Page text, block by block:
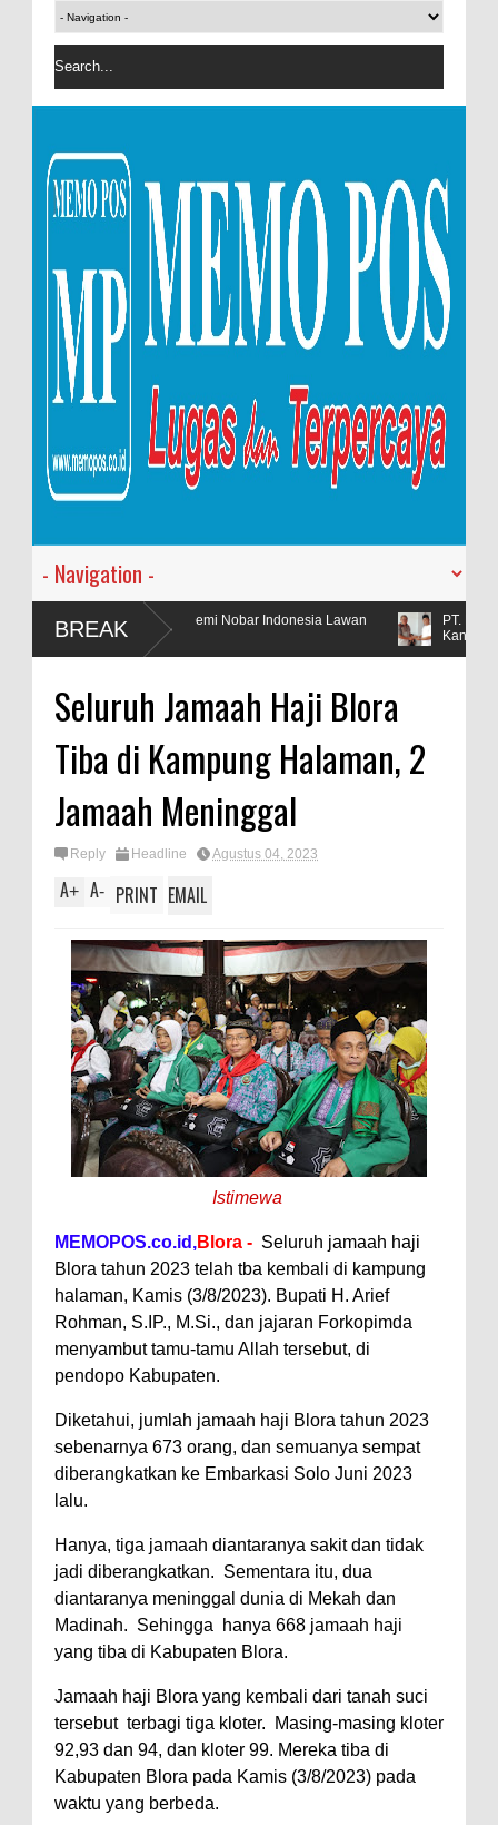
BREAK
Demi Nobar Indonesia Lawan
PT. Harmoni Dua Andromeda
Seluruh Jamaah Haji Blora
Tiba di Kampung Halaman, 2
Jamaah Meninggal
Reply Headline Agustus 04, 2023
A+ A- PRINT EMAIL
Istimewa
MEMOPOS.co.id,Blora - Seluruh jamaah haji
Blora tahun 2023 telah tba kembali di kampung
halaman, Kamis (3/8/2023). Bupati H. Arief
Rohman, S.IP., M.Si., dan jajaran Forkopimda
menyambut tamu-tamu Allah tersebut, di
pendopo Kabupaten.
Diketahui, jumlah jamaah haji Blora tahun 2023
sebenarnya 673 orang, dan semuanya sempat
diberangkatkan ke Embarkasi Solo Juni 2023
lalu.
Hanya, tiga jamaah diantaranya sakit dan tidak
jadi diberangkatkan. Sementara itu, dua
diantaranya meninggal dunia di Mekah dan
Madinah. Sehingga hanya 668 jamaah haji
yang tiba di Kabupaten Blora.
Jamaah haji Blora yang kembali dari tanah suci
tersebut terbagi tiga kloter. Masing-masing kloter
92,93 dan 94, dan kloter 99. Mereka tiba di
Kabupaten Blora pada Kamis (3/8/2023) pada
waktu yang berbeda.